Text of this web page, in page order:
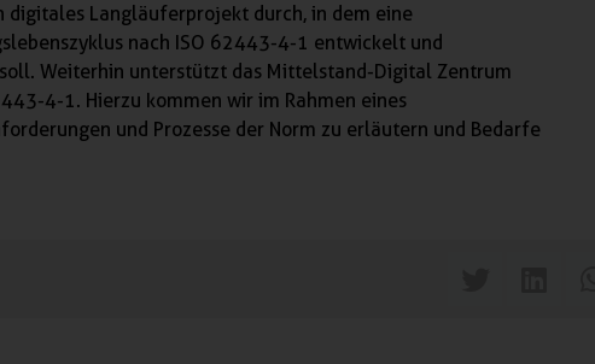
Langläuferprojekt durch, in dem eine
nach ISO 62443-4-1 entwickelt und
Weiterhin unterstützt das Mittelstand-Digital Zentrum
4-1. Hierzu kommen wir im Rahmen eines
und Prozesse der Norm zu erläutern und Bedarfe